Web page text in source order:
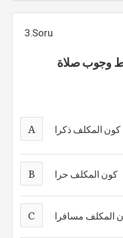
3.Soru
وجوب صلاة
A كون المكلف ذكرا
B كون المكلف حرا
C المكلف مسافرا